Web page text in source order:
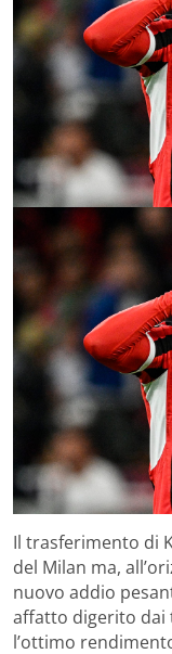
Il trasferimento di
del Milan ma,
nuovo addio
affatto digerito dai
l’ottimo